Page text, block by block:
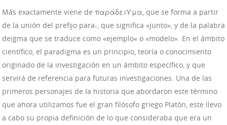
Más exactamente viene de παράδειϒμα, que se forma a partir
de la unión del prefijo para-, que significa «junto», y de la palabra
deigma que se traduce como «ejemplo« o «modelo». En el ámbito
científico, el paradigma es un principio, teoría o conocimiento
originado de la investigación en un ámbito específico, y que
servirá de referencia para futuras investigaciones. Una de las
primeros personajes de la historia que abordaron este término
que ahora utilizamos fue el gran filósofo griego Platón, este llevo
a cabo su propia definición de lo que consideraba que era un